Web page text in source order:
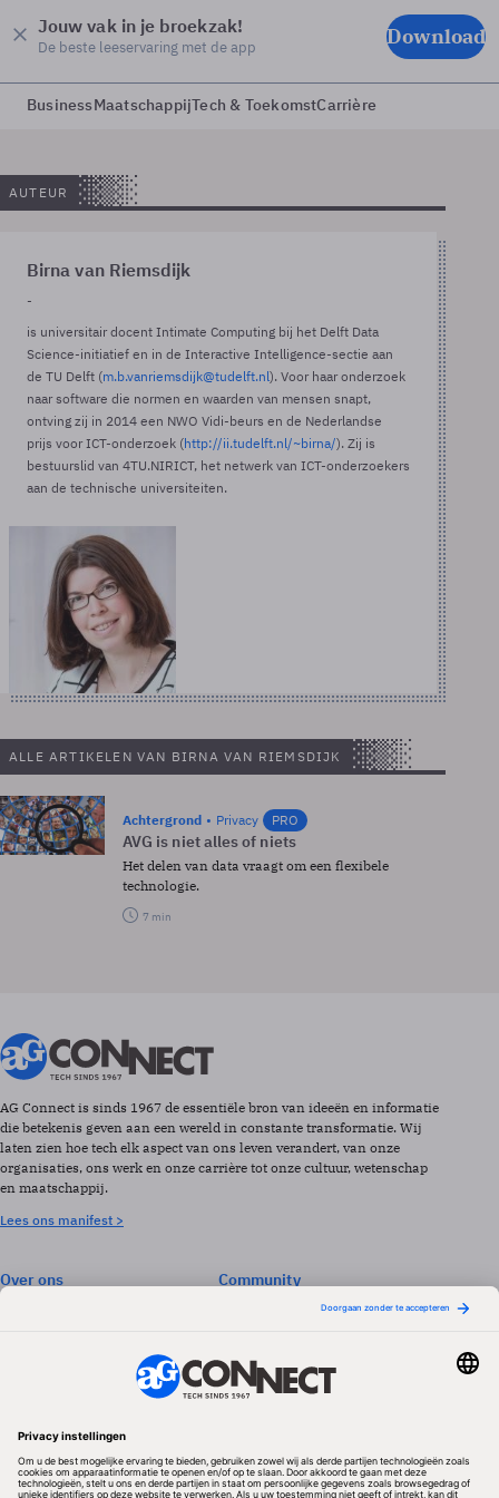
Jouw vak in je broekzak!
De beste leeservaring met de app Download
BusinessMaatschappijTech & ToekomstCarrière
AUTEUR
Birna van Riemsdijk
-
is universitair docent Intimate Computing bij het Delft Data
Science-initiatief en in de Interactive Intelligence-sectie aan
de TU Delft (m.b.vanriemsdijk@tudelft.nl). Voor haar onderzoek
naar software die normen en waarden van mensen snapt,
ontving zij in 2014 een NWO Vidi-beurs en de Nederlandse
prijs voor ICT-onderzoek (http://ii.tudelft.nl/~birna/). Zij is
bestuurslid van 4TU.NIRICT, het netwerk van ICT-onderzoekers
aan de technische universiteiten.
ALLE ARTIKELEN VAN BIRNA VAN RIEMSDIJK
Achtergrond Privacy PRO
AVG is niet alles of niets
Het delen van data vraagt om een flexibele
technologie.
7 min
AG Connect is sinds 1967 de essentiële bron van ideeën en informatie
die betekenis geven aan een wereld in constante transformatie. Wij
laten zien hoe tech elk aspect van ons leven verandert, van onze
organisaties, ons werk en onze carrière tot onze cultuur, wetenschap
en maatschappij.
Lees ons manifest >
Over ons
Privacyinstellingen
Community
Events & Opleidingen
Vacatures
Whitepapers
Volg ons